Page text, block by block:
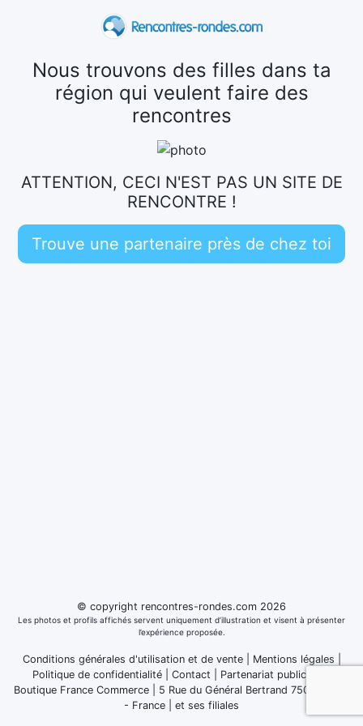
Nous trouvons des filles dans ta
région qui veulent faire des
rencontres
ATTENTION, CECI N'EST PAS UN SITE DE
RENCONTRE !
Trouve une partenaire près de chez toi
© copyright rencontres-rondes.com 2026
Les photos et profils affichés servent uniquement d’illustration et visent à présenter
l’expérience proposée.
Conditions générales d'utilisation et de vente| Mentions légales
Politique de confidentialité
Contact
Partenariat publicitaire
Boutique France Commerce | 5 Rue du Général Bertrand 75007 Paris
- France
et ses filiales